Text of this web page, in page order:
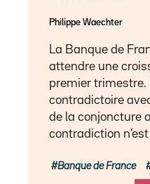
Philippe Waechter
La Banque de
attendre une
premier trimestre.
contradictoire
de la conjoncture
contradiction
Banque de France